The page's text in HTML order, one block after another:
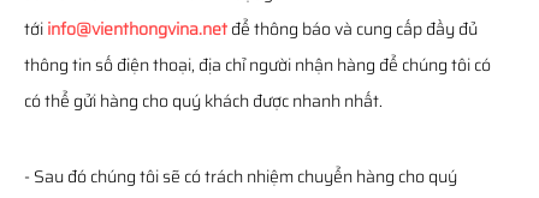
tớiinfo@vienthongvina.netđể thông báo và cung cấp đầy đủ
thông tin số điện thoại, địa chỉ người nhận hàng để chúng tôi có
có thể gửi hàng cho quý khách được nhanh nhất.
- Sau đó chúng tôi sẽ có trách nhiệm chuyển hàng cho quý